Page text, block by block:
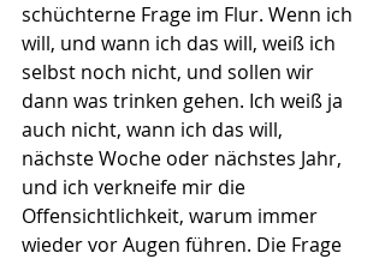
schüchterne Frage im Flur. Wenn ich
will, und wann ich das will, weiß ich
selbst noch nicht, und sollen wir
dann was trinken gehen. Ich weiß ja
auch nicht, wann ich das will,
nächste Woche oder nächstes Jahr,
und ich verkneife mir die
Offensichtlichkeit, warum immer
wieder vor Augen führen. Die Frage